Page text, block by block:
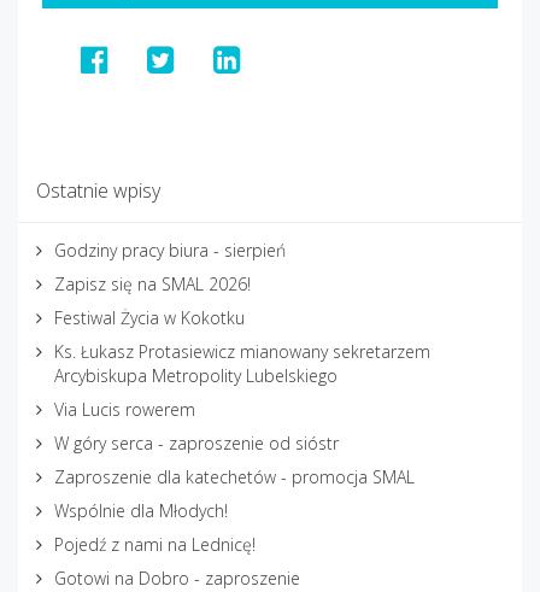
Ostatnie wpisy
Godziny pracy biura - sierpień
Zapisz się na SMAL 2026!
Festiwal Życia w Kokotku
Ks. Łukasz Protasiewicz mianowany sekretarzem
Arcybiskupa Metropolity Lubelskiego
Via Lucis rowerem
W góry serca - zaproszenie od sióstr
Zaproszenie dla katechetów - promocja SMAL
Wspólnie dla Młodych!
Pojedź z nami na Lednicę!
Gotowi na Dobro - zaproszenie